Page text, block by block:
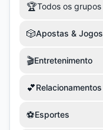
🏆Todos os grupos
🎲Apostas & Jogos
🎬Entretenimento
💕Relacionamentos
⚽Esportes